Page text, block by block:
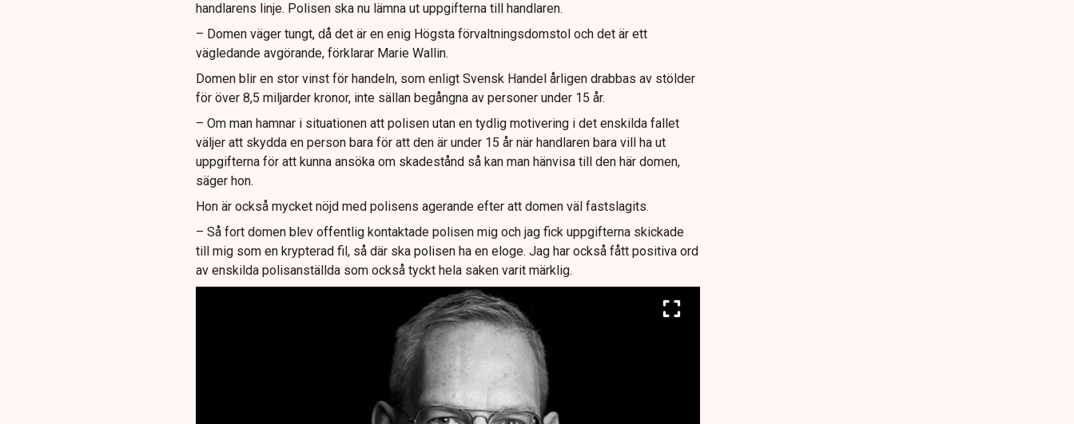
handlarens linje. Polisen ska nu lämna ut uppgifterna till handlaren.
– Domen väger tungt, då det är en enig Högsta förvaltningsdomstol och det är ett
vägledande avgörande, förklarar Marie Wallin.
Domen blir en stor vinst för handeln, som enligt Svensk Handel årligen drabbas av stölder
för över 8,5 miljarder kronor, inte sällan begångna av personer under 15 år.
– Om man hamnar i situationen att polisen utan en tydlig motivering i det enskilda fallet
väljer att skydda en person bara för att den är under 15 år när handlaren bara vill ha ut
uppgifterna för att kunna ansöka om skadestånd så kan man hänvisa till den här domen,
säger hon.
Hon är också mycket nöjd med polisens agerande efter att domen väl fastslagits.
– Så fort domen blev offentlig kontaktade polisen mig och jag fick uppgifterna skickade
till mig som en krypterad fil, så där ska polisen ha en eloge. Jag har också fått positiva ord
av enskilda polisanställda som också tyckt hela saken varit märklig.